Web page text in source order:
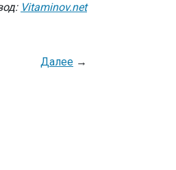
Vitaminov.net
Далее→